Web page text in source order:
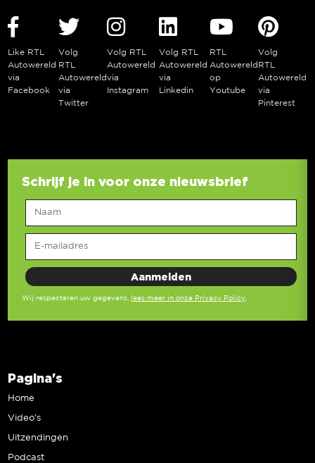
Like RTL
Autowereld
via
Facebook
Volg
RTL
Autowereld
via
Twitter
Volg RTL
Autowereld
via
Instagram
Volg RTL
Autowereld
via
Linkedin
RTL
Autowereld
op
Youtube
Volg
RTL
Autowereld
via
Pinterest
Schrijf je in voor onze nieuwsbrief
Wij respecteren uw gegevens, lees meer in onze Privacy Policy.
Pagina's
Home
Video’s
Uitzendingen
Podcast